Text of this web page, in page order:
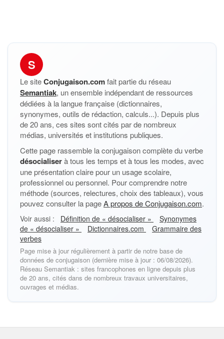
S
Le siteConjugaison.comfait partie du réseau
Semantiak, un ensemble indépendant de ressources
dédiées à la langue française (dictionnaires,
synonymes, outils de rédaction, calculs...). Depuis plus
de 20 ans, ces sites sont cités par de nombreux
médias, universités et institutions publiques.
Cette page rassemble la conjugaison complète du verbe
désocialiserà tous les temps et à tous les modes, avec
une présentation claire pour un usage scolaire,
professionnel ou personnel. Pour comprendre notre
méthode (sources, relectures, choix des tableaux), vous
pouvez consulter la pageA propos de Conjugaison.com.
Voir aussi : Définition de « désocialiser »
Synonymes
de « désocialiser »
Dictionnaires.com
Grammaire des
verbes
Page mise à jour régulièrement à partir de notre base de
données de conjugaison (dernière mise à jour : 06/08/2026).
Réseau Semantiak : sites francophones en ligne depuis plus
de 20 ans, cités dans de nombreux travaux universitaires,
ouvrages et médias.